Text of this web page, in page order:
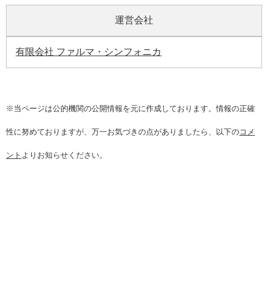
運営会社
有限会社 ファルマ・シンフォニカ
※当ページは公的機関の公開情報を元に作成しております。情報の正確
性に努めておりますが、万一お気づきの点がありましたら、以下のコメ
ント よりお知らせください。